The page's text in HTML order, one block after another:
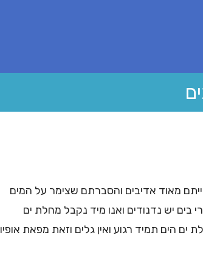
מאוד אדיבים והסברתם שצימר על המים
בים יש נדנודים ואנו מיד נקבל מחלת ים
הים תמיד רגוע ואין גלים וזאת מפאת אופיו